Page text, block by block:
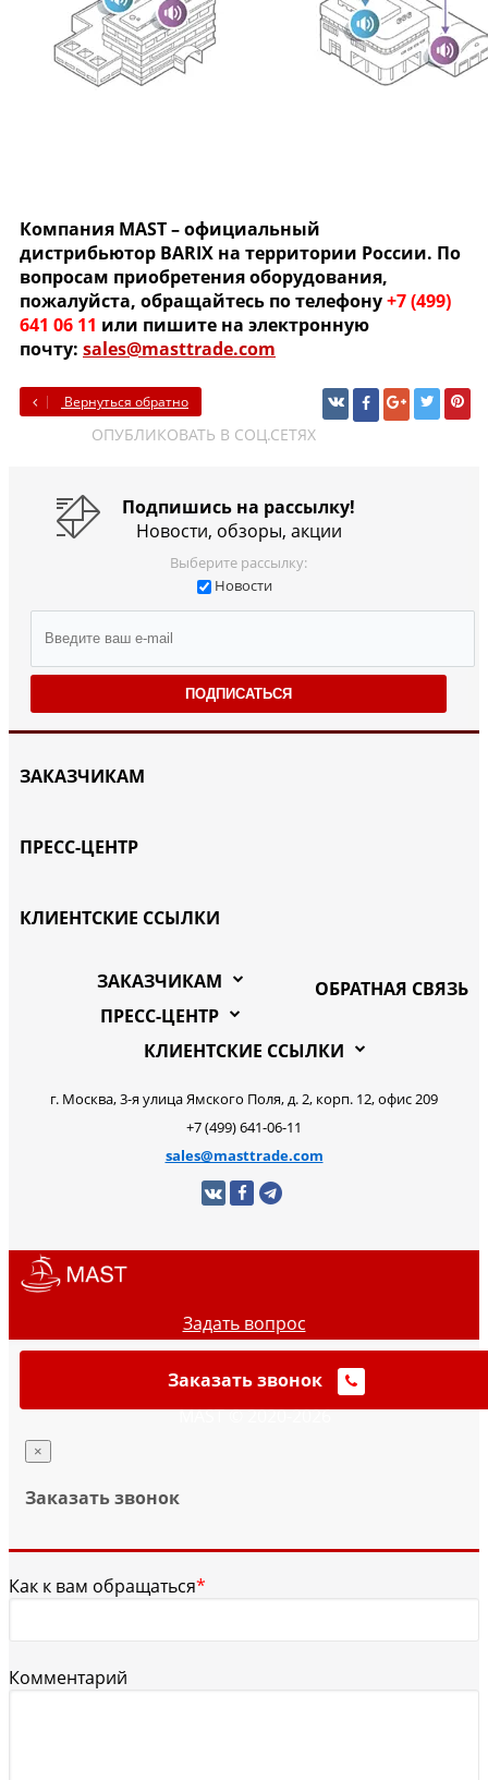
Компания MAST – официальный
дистрибьютор BARIX на территории России. По
вопросам приобретения оборудования,
пожалуйста, обращайтесь по телефону+7 (499)
641 06 11 или пишите на электронную
почту: sales@masttrade.com
Вернуться обратно
ОПУБЛИКОВАТЬ В СОЦ.СЕТЯХ
Подпишись на рассылку!
Новости, обзоры, акции
Выберите рассылку:
Новости
ПОДПИСАТЬСЯ
ЗАКАЗЧИКАМ
ПРЕСС-ЦЕНТР
КЛИЕНТСКИЕ ССЫЛКИ
ОБРАТНАЯ СВЯЗЬ
ЗАКАЗЧИКАМ
ПРЕСС-ЦЕНТР
КЛИЕНТСКИЕ ССЫЛКИ
г. Москва, 3-я улица Ямского Поля, д. 2, корп. 12, офис 209
+7 (499) 641-06-11
sales@masttrade.com
Задать вопрос
Заказать звонок
MAST © 2020-2026
×
Заказать звонок
Как к вам обращаться*
Комментарий